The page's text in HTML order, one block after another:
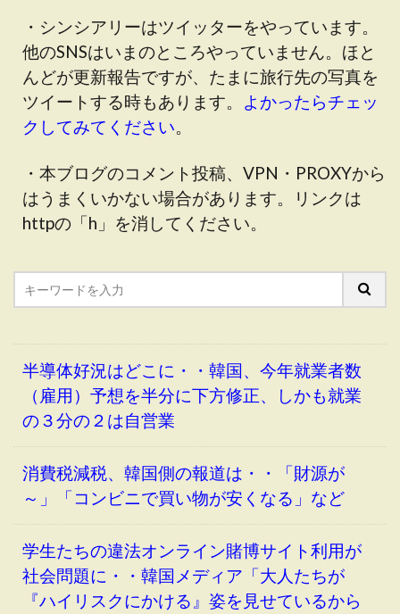
・シンシアリーはツイッターをやっています。
他のSNSはいまのところやっていません。ほと
んどが更新報告ですが、たまに旅行先の写真を
ツイートする時もあります。 よかったらチェッ
クしてみてください。
・本ブログのコメント投稿、VPN・PROXYから
はうまくいかない場合があります。リンクは
httpの「h」を消してください。
半導体好況はどこに・・韓国、今年就業者数
（雇用）予想を半分に下方修正、しかも就業
の３分の２は自営業
消費税減税、韓国側の報道は・・「財源が
～」「コンビニで買い物が安くなる」など
学生たちの違法オンライン賭博サイト利用が
社会問題に・・韓国メディア「大人たちが
『ハイリスクにかける』姿を見せているから